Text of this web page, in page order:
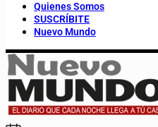
Quienes Somos
SUSCRÍBITE
Nuevo Mundo